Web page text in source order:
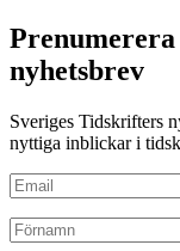
nyhetsbrev
Sveriges Tidskrifters
nyttiga inblickar i